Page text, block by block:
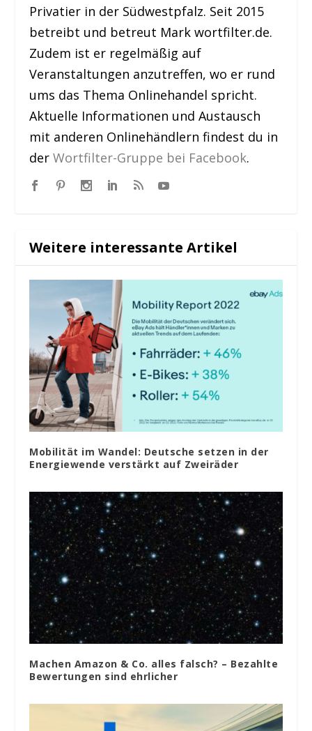
Privatier in der Südwestpfalz. Seit 2015
betreibt und betreut Mark wortfilter.de.
Zudem ist er regelmäßig auf
Veranstaltungen anzutreffen, wo er rund
ums das Thema Onlinehandel spricht.
Aktuelle Informationen und Austausch
mit anderen Onlinehändlern findest du in
derWortfilter-Gruppe bei Facebook.
Weitere interessante Artikel
Mobilität im Wandel: Deutsche setzen in der
Energiewende verstärkt auf Zweiräder
Machen Amazon & Co. alles falsch? – Bezahlte
Bewertungen sind ehrlicher